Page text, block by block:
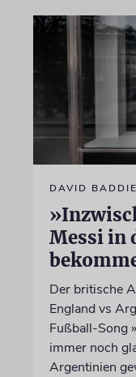
DAVID
Messi in
Der britische
England vs
Fußball-Song
immer noch
Argentinien